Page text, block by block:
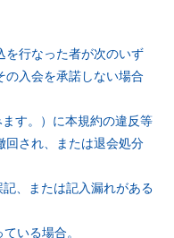
を行なった者が次のいず
の入会を承諾しない場合
す。）に本規約の違反等
回され、または退会処分
、または記入漏れがある
いる場合。